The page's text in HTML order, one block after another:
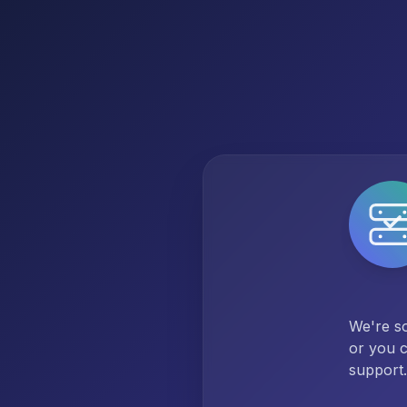
We're
or you
support.